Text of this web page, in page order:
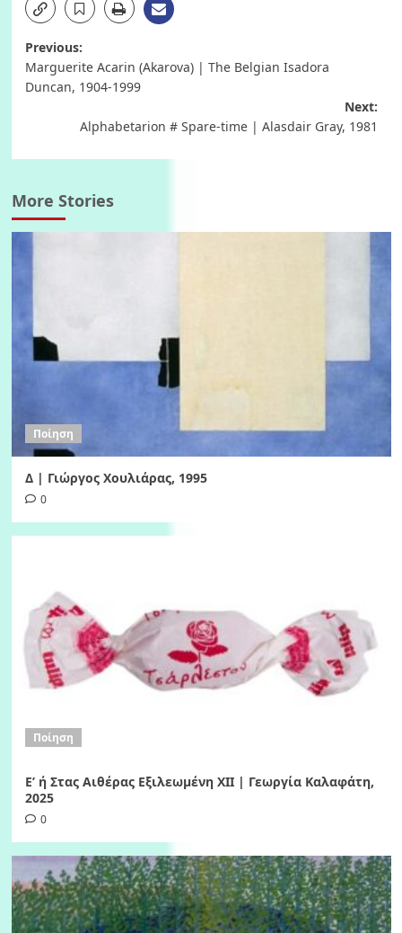
Post
navigation
Previous:
Marguerite Acarin (Akarova) | The Belgian Isadora
Duncan, 1904-1999
Next:
Alphabetarion # Spare-time | Alasdair Gray, 1981
More Stories
Ποίηση
Δ | Γιώργος Χουλιάρας, 1995
0
Ποίηση
Ε’ ή Στας Αιθέρας Εξιλεωμένη ΧΙI | Γεωργία Καλαφάτη,
2025
0